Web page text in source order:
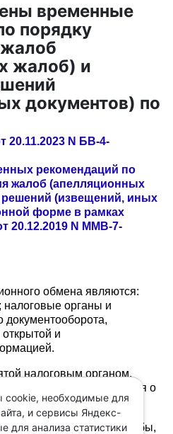
временные
порядку
жалоб) и
документов) по
N БВ-4-
рекомендаций по
жалоб (апелляционных
(извещений, иных
форме в рамках
20.12.2019 N ММВ-7-
обмена являются:
органы и
документооборота,
и
налоговым органом,
поступила квитанция о
отказа в приеме жалобы,
cookie, необходимые для
и сервисы Яндекс-
для анализа статистики